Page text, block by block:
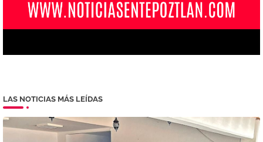
LAS NOTICIAS MÁS LEÍDAS